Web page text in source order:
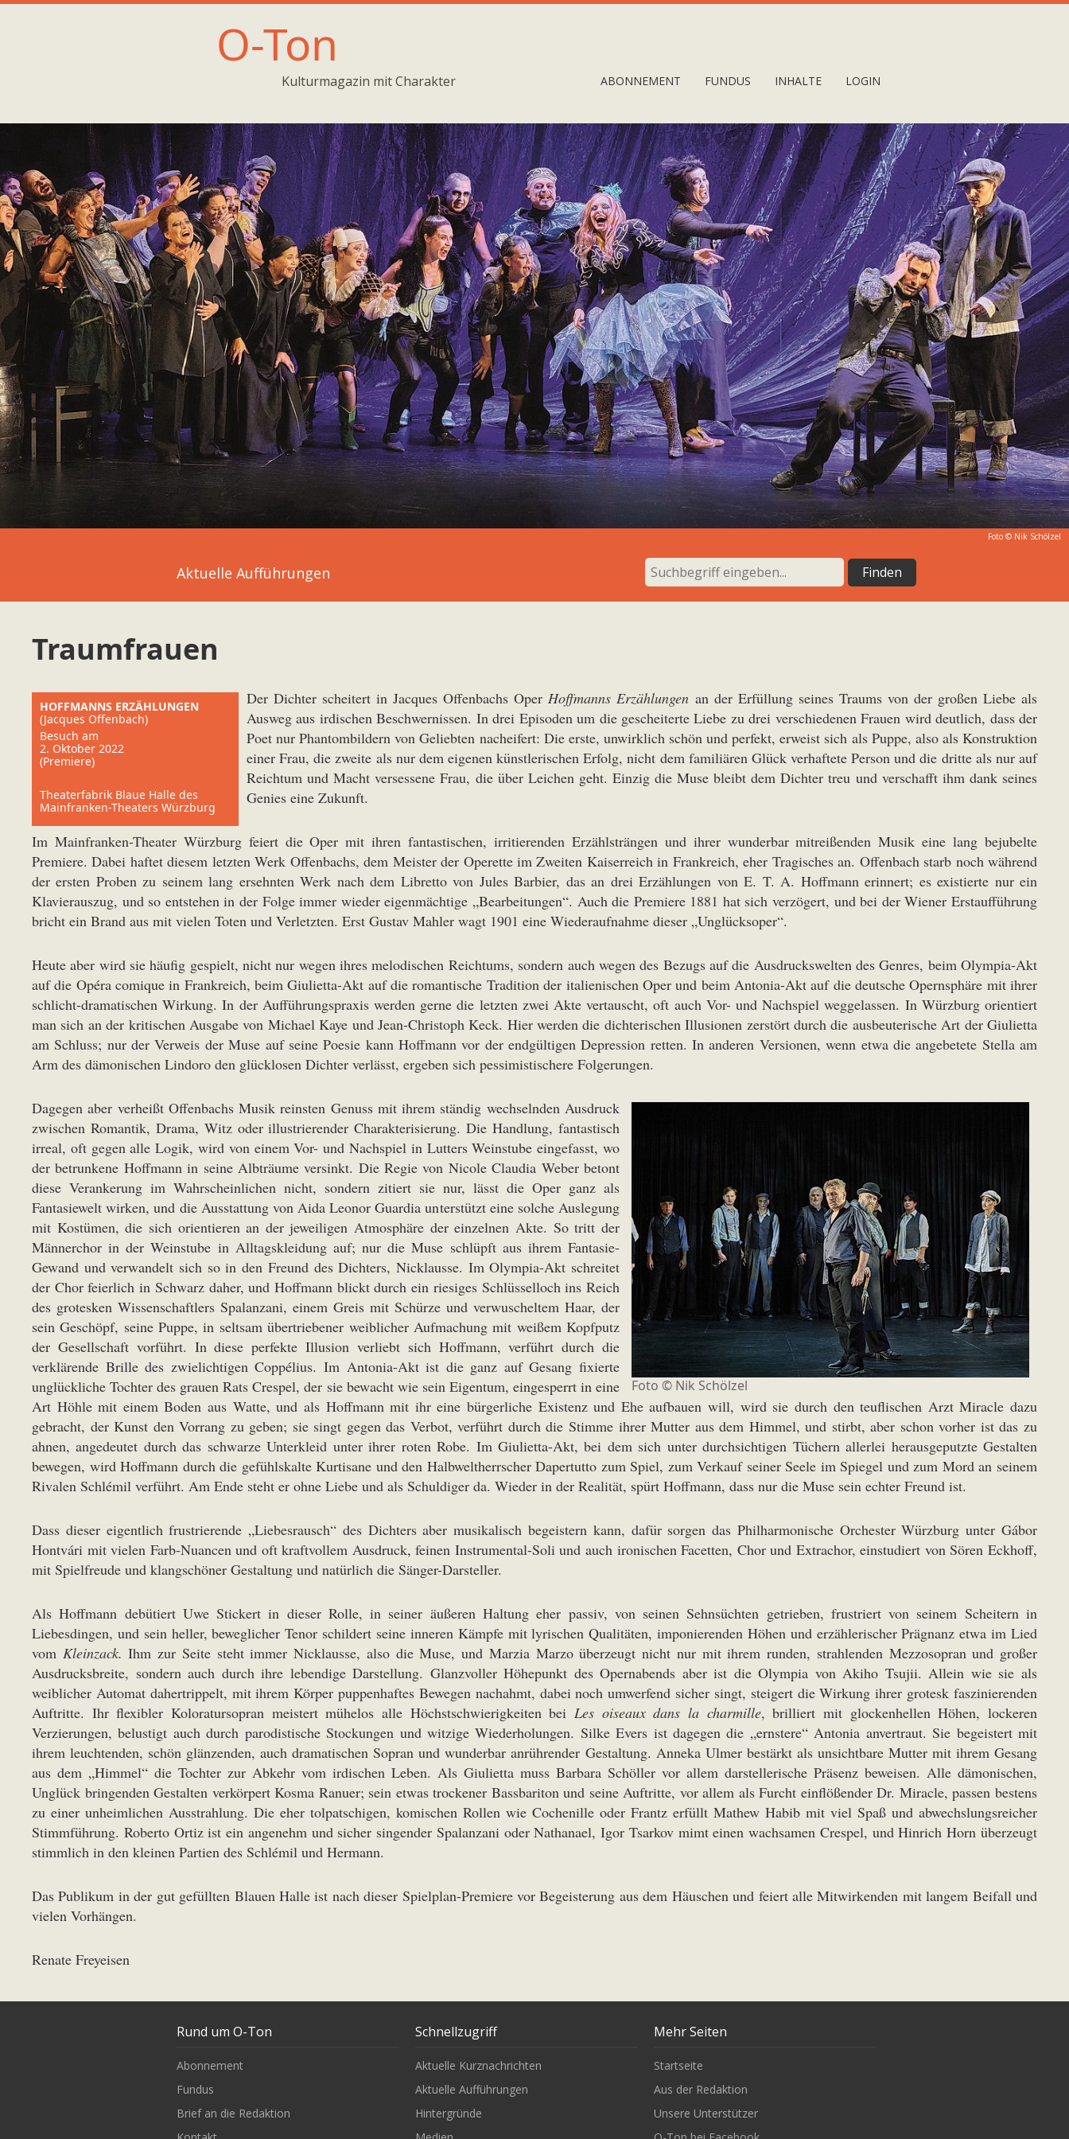
O-Ton
Kulturmagazin mit Charakter ABONNEMENT FUNDUS INHALTE LOGIN
Foto © Nik Schölzel
Aktuelle Aufführungen
Traumfrauen
HOFFMANNS ERZÄHLUNGEN
(Jacques Offenbach)
Besuch am
2. Oktober 2022
(Premiere)
Theaterfabrik Blaue Halle des
Mainfranken-Theaters Würzburg
Der Dichter scheitert in Jacques Offenbachs OperHoffmanns Erzählungen an der Erfüllung seines Traums von der großen Liebe als
Ausweg aus irdischen Beschwernissen. In drei Episoden um die gescheiterte Liebe zu drei verschiedenen Frauen wird deutlich, dass der
Poet nur Phantombildern von Geliebten nacheifert: Die erste, unwirklich schön und perfekt, erweist sich als Puppe, also als Konstruktion
einer Frau, die zweite als nur dem eigenen künstlerischen Erfolg, nicht dem familiären Glück verhaftete Person und die dritte als nur auf
Reichtum und Macht versessene Frau, die über Leichen geht. Einzig die Muse bleibt dem Dichter treu und verschafft ihm dank seines
Genies eine Zukunft.
Im Mainfranken-Theater Würzburg feiert die Oper mit ihren fantastischen, irritierenden Erzählsträngen und ihrer wunderbar mitreißenden Musik eine lang bejubelte
Premiere. Dabei haftet diesem letzten Werk Offenbachs, dem Meister der Operette im Zweiten Kaiserreich in Frankreich, eher Tragisches an. Offenbach starb noch während
der ersten Proben zu seinem lang ersehnten Werk nach dem Libretto von Jules Barbier, das an drei Erzählungen von E. T. A. Hoffmann erinnert; es existierte nur ein
Klavierauszug, und so entstehen in der Folge immer wieder eigenmächtige „Bearbeitungen“. Auch die Premiere 1881 hat sich verzögert, und bei der Wiener Erstaufführung
bricht ein Brand aus mit vielen Toten und Verletzten. Erst Gustav Mahler wagt 1901 eine Wiederaufnahme dieser „Unglücksoper“.
Heute aber wird sie häufig gespielt, nicht nur wegen ihres melodischen Reichtums, sondern auch wegen des Bezugs auf die Ausdruckswelten des Genres, beim Olympia-Akt
auf die Opéra comique in Frankreich, beim Giulietta-Akt auf die romantische Tradition der italienischen Oper und beim Antonia-Akt auf die deutsche Opernsphäre mit ihrer
schlicht-dramatischen Wirkung. In der Aufführungspraxis werden gerne die letzten zwei Akte vertauscht, oft auch Vor- und Nachspiel weggelassen. In Würzburg orientiert
man sich an der kritischen Ausgabe von Michael Kaye und Jean-Christoph Keck. Hier werden die dichterischen Illusionen zerstört durch die ausbeuterische Art der Giulietta
am Schluss; nur der Verweis der Muse auf seine Poesie kann Hoffmann vor der endgültigen Depression retten. In anderen Versionen, wenn etwa die angebetete Stella am
Arm des dämonischen Lindoro den glücklosen Dichter verlässt, ergeben sich pessimistischere Folgerungen.
Foto © Nik Schölzel
Dagegen aber verheißt Offenbachs Musik reinsten Genuss mit ihrem ständig wechselnden Ausdruck
zwischen Romantik, Drama, Witz oder illustrierender Charakterisierung. Die Handlung, fantastisch
irreal, oft gegen alle Logik, wird von einem Vor- und Nachspiel in Lutters Weinstube eingefasst, wo
der betrunkene Hoffmann in seine Albträume versinkt. Die Regie von Nicole Claudia Weber betont
diese Verankerung im Wahrscheinlichen nicht, sondern zitiert sie nur, lässt die Oper ganz als
Fantasiewelt wirken, und die Ausstattung von Aida Leonor Guardia unterstützt eine solche Auslegung
mit Kostümen, die sich orientieren an der jeweiligen Atmosphäre der einzelnen Akte. So tritt der
Männerchor in der Weinstube in Alltagskleidung auf; nur die Muse schlüpft aus ihrem Fantasie-
Gewand und verwandelt sich so in den Freund des Dichters, Nicklausse. Im Olympia-Akt schreitet
der Chor feierlich in Schwarz daher, und Hoffmann blickt durch ein riesiges Schlüsselloch ins Reich
des grotesken Wissenschaftlers Spalanzani, einem Greis mit Schürze und verwuscheltem Haar, der
sein Geschöpf, seine Puppe, in seltsam übertriebener weiblicher Aufmachung mit weißem Kopfputz
der Gesellschaft vorführt. In diese perfekte Illusion verliebt sich Hoffmann, verführt durch die
verklärende Brille des zwielichtigen Coppélius. Im Antonia-Akt ist die ganz auf Gesang fixierte
unglückliche Tochter des grauen Rats Crespel, der sie bewacht wie sein Eigentum, eingesperrt in eine
Art Höhle mit einem Boden aus Watte, und als Hoffmann mit ihr eine bürgerliche Existenz und Ehe aufbauen will, wird sie durch den teuflischen Arzt Miracle dazu
gebracht, der Kunst den Vorrang zu geben; sie singt gegen das Verbot, verführt durch die Stimme ihrer Mutter aus dem Himmel, und stirbt, aber schon vorher ist das zu
ahnen, angedeutet durch das schwarze Unterkleid unter ihrer roten Robe. Im Giulietta-Akt, bei dem sich unter durchsichtigen Tüchern allerlei herausgeputzte Gestalten
bewegen, wird Hoffmann durch die gefühlskalte Kurtisane und den Halbweltherrscher Dapertutto zum Spiel, zum Verkauf seiner Seele im Spiegel und zum Mord an seinem
Rivalen Schlémil verführt. Am Ende steht er ohne Liebe und als Schuldiger da. Wieder in der Realität, spürt Hoffmann, dass nur die Muse sein echter Freund ist.
Dass dieser eigentlich frustrierende „Liebesrausch“ des Dichters aber musikalisch begeistern kann, dafür sorgen das Philharmonische Orchester Würzburg unter Gábor
Hontvári mit vielen Farb-Nuancen und oft kraftvollem Ausdruck, feinen Instrumental-Soli und auch ironischen Facetten, Chor und Extrachor, einstudiert von Sören Eckhoff,
mit Spielfreude und klangschöner Gestaltung und natürlich die Sänger-Darsteller.
Als Hoffmann debütiert Uwe Stickert in dieser Rolle, in seiner äußeren Haltung eher passiv, von seinen Sehnsüchten getrieben, frustriert von seinem Scheitern in
Liebesdingen, und sein heller, beweglicher Tenor schildert seine inneren Kämpfe mit lyrischen Qualitäten, imponierenden Höhen und erzählerischer Prägnanz etwa im Lied
vom Kleinzack. Ihm zur Seite steht immer Nicklausse, also die Muse, und Marzia Marzo überzeugt nicht nur mit ihrem runden, strahlenden Mezzosopran und großer
Ausdrucksbreite, sondern auch durch ihre lebendige Darstellung. Glanzvoller Höhepunkt des Opernabends aber ist die Olympia von Akiho Tsujii. Allein wie sie als
weiblicher Automat dahertrippelt, mit ihrem Körper puppenhaftes Bewegen nachahmt, dabei noch umwerfend sicher singt, steigert die Wirkung ihrer grotesk faszinierenden
Auftritte. Ihr flexibler Koloratursopran meistert mühelos alle Höchstschwierigkeiten bei Les oiseaux dans la charmille, brilliert mit glockenhellen Höhen, lockeren
Verzierungen, belustigt auch durch parodistische Stockungen und witzige Wiederholungen. Silke Evers ist dagegen die „ernstere“ Antonia anvertraut. Sie begeistert mit
ihrem leuchtenden, schön glänzenden, auch dramatischen Sopran und wunderbar anrührender Gestaltung. Anneka Ulmer bestärkt als unsichtbare Mutter mit ihrem Gesang
aus dem „Himmel“ die Tochter zur Abkehr vom irdischen Leben. Als Giulietta muss Barbara Schöller vor allem darstellerische Präsenz beweisen. Alle dämonischen,
Unglück bringenden Gestalten verkörpert Kosma Ranuer; sein etwas trockener Bassbariton und seine Auftritte, vor allem als Furcht einflößender Dr. Miracle, passen bestens
zu einer unheimlichen Ausstrahlung. Die eher tolpatschigen, komischen Rollen wie Cochenille oder Frantz erfüllt Mathew Habib mit viel Spaß und abwechslungsreicher
Stimmführung. Roberto Ortiz ist ein angenehm und sicher singender Spalanzani oder Nathanael, Igor Tsarkov mimt einen wachsamen Crespel, und Hinrich Horn überzeugt
stimmlich in den kleinen Partien des Schlémil und Hermann.
Das Publikum in der gut gefüllten Blauen Halle ist nach dieser Spielplan-Premiere vor Begeisterung aus dem Häuschen und feiert alle Mitwirkenden mit langem Beifall und
vielen Vorhängen.
Renate Freyeisen
Rund um O-Ton
Abonnement
Fundus
Brief an die Redaktion
Schnellzugriff
Aktuelle Kurznachrichten
Aktuelle Aufführungen
Hintergründe
Mehr Seiten
Startseite
Aus der Redaktion
Unsere Unterstützer